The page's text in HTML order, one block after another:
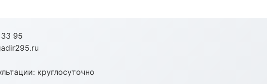
95
круглосуточно